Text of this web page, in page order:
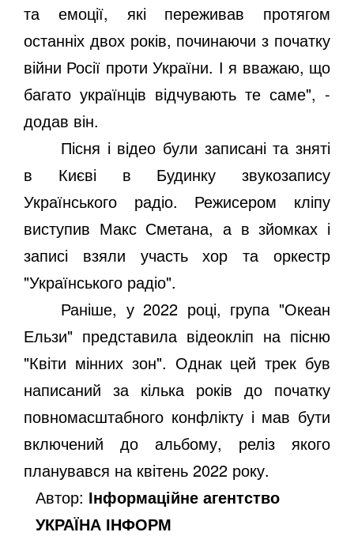
та емоції, які переживав протягом
останніх двох років, починаючи з початку
війни Росії проти України. І я вважаю, що
багато українців відчувають те саме", -
додав він.
Пісня і відео були записані та зняті
в Києві в Будинку звукозапису
Українського радіо. Режисером кліпу
виступив Макс Сметана, а в зйомках і
записі взяли участь хор та оркестр
"Українського радіо".
Раніше, у 2022 році, група "Океан
Ельзи" представила відеокліп на пісню
"Квіти мінних зон". Однак цей трек був
написаний за кілька років до початку
повномасштабного конфлікту і мав бути
включений до альбому, реліз якого
планувався на квітень 2022 року.
Автор: Інформаційне агентство
УКРАЇНА ІНФОРМ